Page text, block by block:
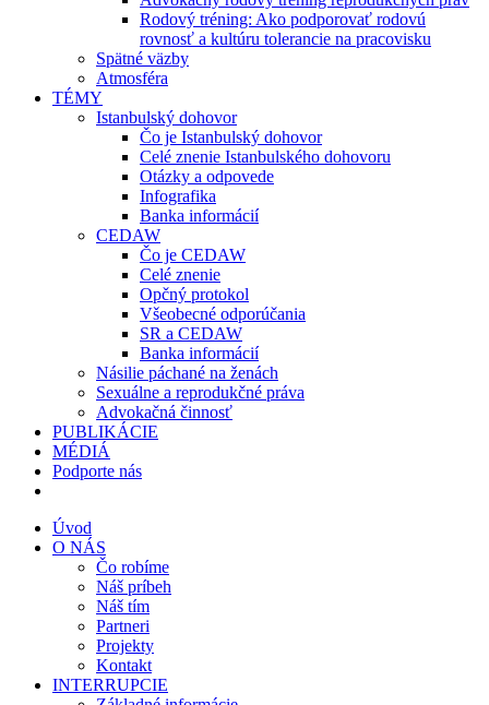
Rodový tréning: Ako podporovať rodovú
rovnosť a kultúru tolerancie na pracovisku
Spätné väzby
Atmosféra
TÉMY
Istanbulský dohovor
Čo je Istanbulský dohovor
Celé znenie Istanbulského dohovoru
Otázky a odpovede
Infografika
Banka informácií
CEDAW
Čo je CEDAW
Celé znenie
Opčný protokol
Všeobecné odporúčania
SR a CEDAW
Banka informácií
Násilie páchané na ženách
Sexuálne a reprodukčné práva
Advokačná činnosť
PUBLIKÁCIE
MÉDIÁ
Podporte nás
Úvod
O NÁS
Čo robíme
Náš príbeh
Náš tím
Partneri
Projekty
Kontakt
INTERRUPCIE